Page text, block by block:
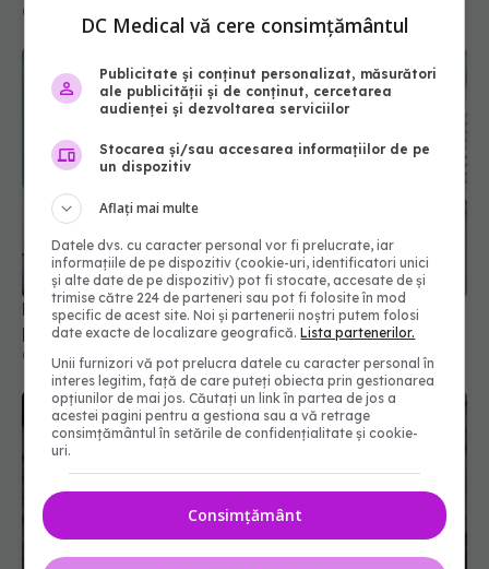
04 aug 2026, 12:30
Diagnosticele de autism la fete au crescut după
pandemia de COVID-19
08 aug 2026, 15:00
DC Medical vă cere consimțământul
Publicitate și conținut personalizat, măsurători
ale publicității și de conținut, cercetarea
audienței și dezvoltarea serviciilor
Stocarea și/sau accesarea informațiilor de pe
un dispozitiv
Aflați mai multe
Datele dvs. cu caracter personal vor fi prelucrate, iar
informațiile de pe dispozitiv (cookie-uri, identificatori unici
și alte date de pe dispozitiv) pot fi stocate, accesate de și
trimise către 224 de parteneri sau pot fi folosite în mod
specific de acest site. Noi și partenerii noștri putem folosi
date exacte de localizare geografică.Lista partenerilor.
Unii furnizori vă pot prelucra datele cu caracter personal în
interes legitim, față de care puteți obiecta prin gestionarea
opțiunilor de mai jos. Căutați un link în partea de jos a
acestei pagini pentru a gestiona sau a vă retrage
consimțământul în setările de confidențialitate și cookie-
uri.
Consimțământ